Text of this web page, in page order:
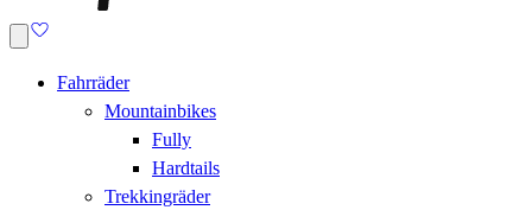
Fahrräder
Mountainbikes
Fully
Hardtails
Trekkingräder